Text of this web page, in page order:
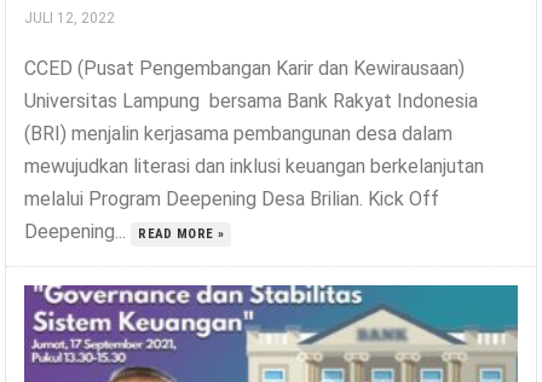
JULI 12, 2022
CCED (Pusat Pengembangan Karir dan Kewirausaan)
Universitas Lampung bersama Bank Rakyat Indonesia
(BRI) menjalin kerjasama pembangunan desa dalam
mewujudkan literasi dan inklusi keuangan berkelanjutan
melalui Program Deepening Desa Brilian. Kick Off
Deepening...
READ MORE »